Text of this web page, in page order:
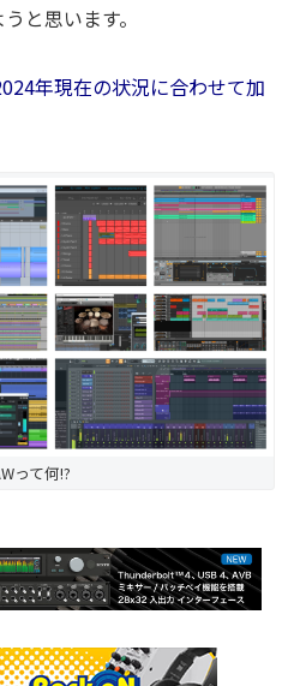
と思います。
年現在の状況に合わせて加
って何!?